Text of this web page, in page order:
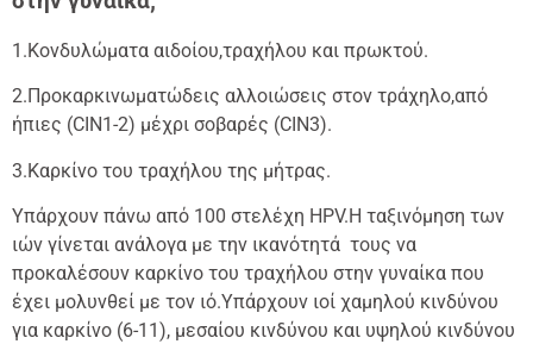
1.Κονδυλώματα αιδοίου,τραχήλου και πρωκτού.
2.Προκαρκινωματώδεις αλλοιώσεις στον τράχηλο,από
ήπιες (CIN1-2) μέχρι σοβαρές (CIN3).
3.Καρκίνο του τραχήλου της μήτρας.
Υπάρχουν πάνω από 100 στελέχη HPV.Η ταξινόμηση των
ιών γίνεται ανάλογα με την ικανότητά τους να
προκαλέσουν καρκίνο του τραχήλου στην γυναίκα που
έχει μολυνθεί με τον ιό.Υπάρχουν ιοί χαμηλού κινδύνου
για καρκίνο (6-11), μεσαίου κινδύνου και υψηλού κινδύνου